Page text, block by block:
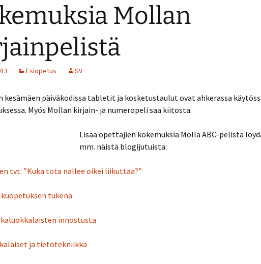
Hyvät käytöstavat -
materiaali
Joulukalenteri 2020
Joulukalenteri 2019
Joulukalenteri 2016
iPad
Muut laitteet
Tila- ja laiteratkaisut
Videoita
Kuvagalleria
Lehtijutut ja videot
Opinnäytetyöt ja
Mollan
Esiopetus SV
kesämäen päiväkodissa tabletit ja kosketustaulut ovat ahkerassa
Myös Mollan kirjain- ja numeropeli saa kiitosta.
Lisää opettajien kokemuksia Molla ABC-pelistä
mm. näistä blogijutuista:
tvt: ”Kuka tota nallee oikei liikuttaa?”
tukena
innostusta
ja tietotekniikka